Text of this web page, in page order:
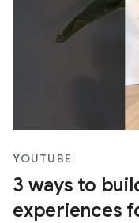
YOUTUBE
3 ways to
experiences